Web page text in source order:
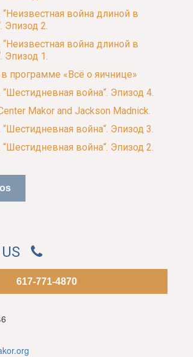
война длиной в
Эпизод 2.
война длиной в
Эпизод 1.
программе «Всё о яичнице»
война“. Эпизод 4.
Makor and Jackson Madnick.
война“. Эпизод 3.
война“. Эпизод 2.
US
617-771-4870